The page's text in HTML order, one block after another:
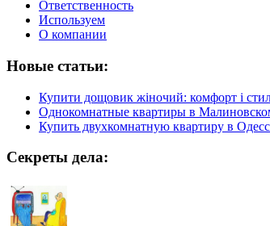
Ответственность
Используем
О компании
Новые статьи:
Купити дощовик жіночий: комфорт і
Однокомнатные квартиры в
Купить двухкомнатную квартиру в
Секреты дела: